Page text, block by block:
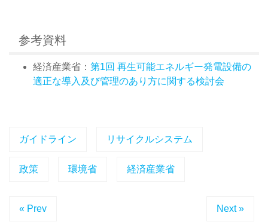
参考資料
経済産業省： 第1回 再生可能エネルギー発電設備の
適正な導入及び管理のあり方に関する検討会
ガイドライン リサイクルシステム
政策 環境省 経済産業省
« Prev Next »